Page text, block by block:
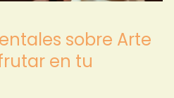
sobre Arte
en tu